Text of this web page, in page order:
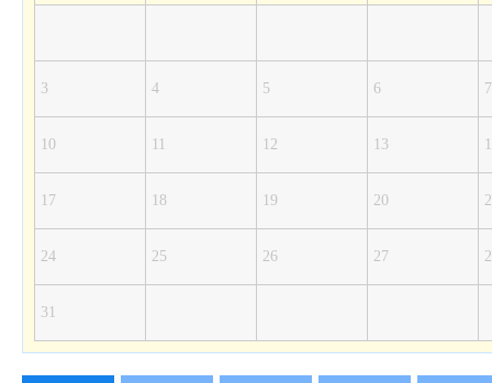
3 4 5 6 7
10 11 12 13
17 18 19 20
24 25 26 27
31